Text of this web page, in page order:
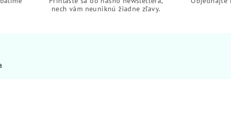
nech vám neuniknú žiadne zľavy.